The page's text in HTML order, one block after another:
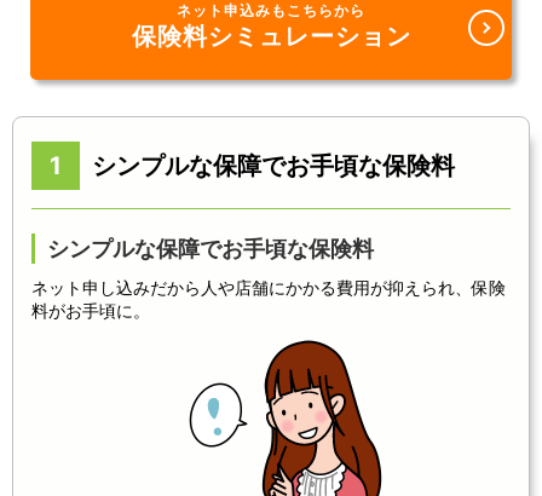
ネット申込みもこちらから
保険料シミュレーション
1 シンプルな保障でお手頃な保険料
シンプルな保障でお手頃な保険料
ネット申し込みだから人や店舗にかかる費用が抑えられ、保険
料がお手頃に。